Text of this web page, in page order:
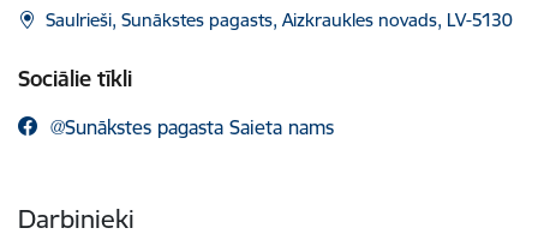
Saulrieši, Sunākstes pagasts, Aizkraukles novads, LV-5130
Sociālie tīkli
@Sunākstes pagasta Saieta nams
Darbinieki